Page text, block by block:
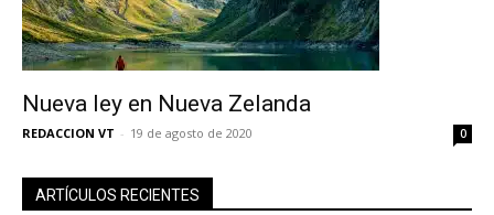
No te pierdas de las
últimas noticias
Suscríbete a nuestro boletín diario y
reducción de daños en tu correo
electrónico.
Nueva ley en Nueva Zelanda
REDACCION VT - 19 de agosto de 2020 0
ARTÍCULOS RECIENTES